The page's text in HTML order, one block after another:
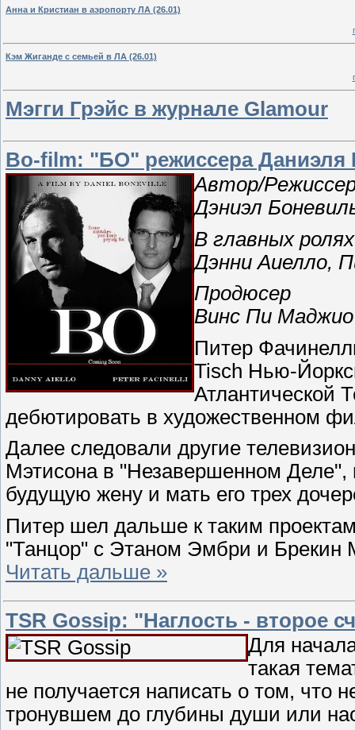
Анна и Кристиан в аэропорту ЛА (26.01)
Кэм Жиганде с семьей в ЛА (26.01)
Мэгги Грэйс в журнале Glamour
Bo-film: "БО" режиссера
Автор/
Дэниэл
В главных ролях
Дэнни Аиелло,
Продюсер
Винс Пи Маджио
Питер
Tisch Нью-
Атлантической
дебютировать в художественном
Далее следовали другие
Мэтисона в "Незавершенном Деле",
будущую жену и мать его трех
Питер шел дальше к таким
"Танцор" с Этаном Эмбри и
Читать дальше »
TSR Gossip: "Наглость - второе
Для
такая
не получается написать о том, что
тронувшем до глубины души или